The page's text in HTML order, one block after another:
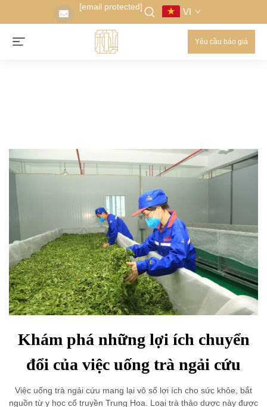
[email protected] VI
Yêu cầu báo giá
Khám phá những lợi ích chuyển
đổi của việc uống trà ngải cứu
Việc uống trà ngải cứu mang lại vô số lợi ích cho sức khỏe, bắt
nguồn từ y học cổ truyền Trung Hoa. Loại trà thảo dược này được